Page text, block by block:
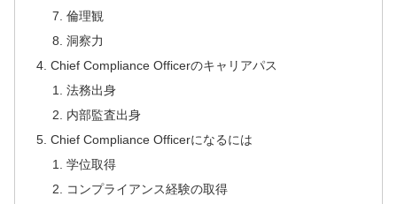
倫理観
洞察力
Chief Compliance Officerのキャリアパス
法務出身
内部監査出身
Chief Compliance Officerになるには
学位取得
コンプライアンス経験の取得